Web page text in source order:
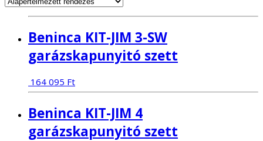
Beninca KIT-JIM 3-SW
garázskapunyitó szett
164 095 Ft
Beninca KIT-JIM 4
garázskapunyitó szett